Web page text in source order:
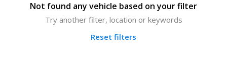
Not found any vehicle based on your filter
Try another filter, location or keywords
Reset filters